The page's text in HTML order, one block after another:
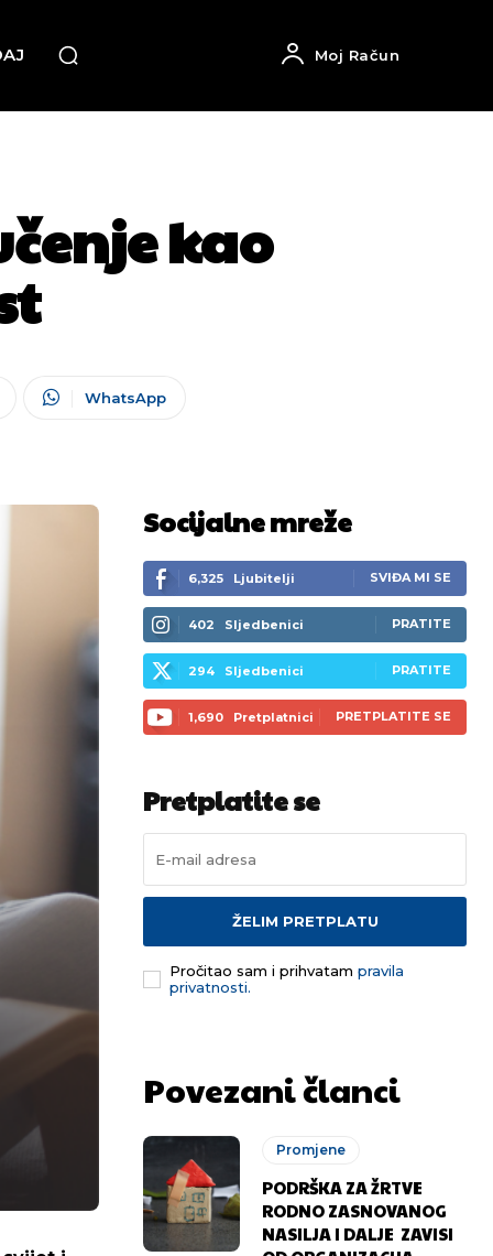
Moj Račun
kao
WhatsApp
Socijalne mreže
6,325 Ljubitelji SVIĐA MI SE
402 Sljedbenici PRATITE
294 Sljedbenici PRATITE
1,690 Pretplatnici PRETPLATITE SE
Pretplatite se
ŽELIM PRETPLATU
Pročitao sam i prihvatam pravila
privatnosti.
Povezani članci
Promjene
PODRŠKA ZA ŽRTVE
RODNO ZASNOVANOG
NASILJA I DALJE ZAVISI